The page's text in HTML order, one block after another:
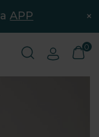
APP ×
0